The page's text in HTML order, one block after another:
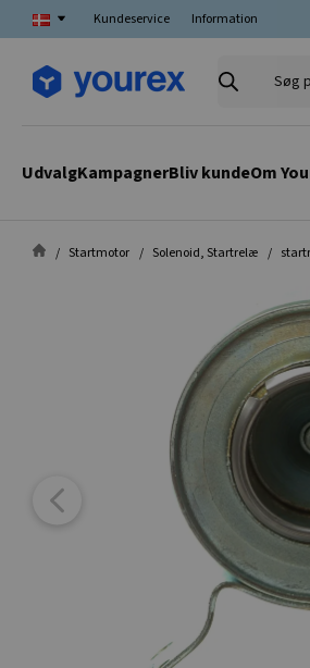
Kundeservice Information
Søg
UdvalgKampagnerBliv kundeOm
Startmotor Solenoid, Startrelæ